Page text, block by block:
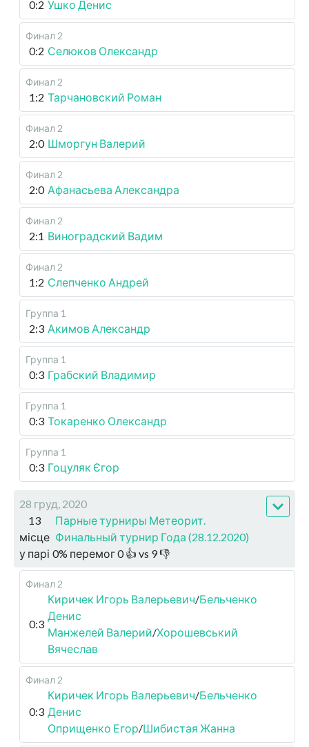
0:2 Ушко Денис
Финал 2
0:2 Селюков Олександр
Финал 2
1:2 Тарчановский Роман
Финал 2
2:0 Шморгун Валерий
Финал 2
2:0 Афанасьева Александра
Финал 2
2:1 Виноградский Вадим
Финал 2
1:2 Слепченко Андрей
Группа 1
2:3 Акимов Александр
Группа 1
0:3 Грабский Владимир
Группа 1
0:3 Токаренко Олександр
Группа 1
0:3 Гоцуляк Єгор
28 груд, 2020
13
місце
Парные турниры Метеорит.
Финальный турнир Года (28.12.2020)
у парі 0% перемог0👍 vs 9👎
Финал 2
0:3
Киричек Игорь Валерьевич/Бельченко
Денис
Манжелей Валерий/Хорошевський
Вячеслав
Финал 2
0:3
Киричек Игорь Валерьевич/Бельченко
Денис
Оприщенко Егор/Шибистая Жанна